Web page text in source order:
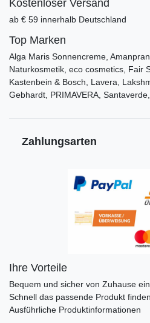
Kostenloser Versand
ab € 59 innerhalb Deutschland
Top Marken
Alga Maris Sonnencreme,
Naturkosmetik, eco cosmetics, Fair
Kastenbein & Bosch, Lavera,
Gebhardt, PRIMAVERA,
Zahlungsarten
Ihre Vorteile
Bequem und sicher von Zuhause
Schnell das passende Produkt finden
Ausführliche Produktinformationen